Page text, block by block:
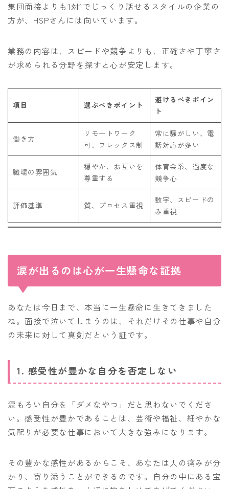
集団面接よりも1対1でじっくり話せるスタイルの企業の
方が、HSPさんには向いています。
業務の内容は、スピードや競争よりも、正確さや丁寧さ
が求められる分野を探すと心が安定します。
項目 選ぶべきポイント
避けるべきポイン
ト
働き方
リモートワーク
可、フレックス制
常に騒がしい、電
話対応が多い
職場の雰囲気
穏やか、お互いを
尊重する
体育会系、過度な
競争心
評価基準 質、プロセス重視
数字、スピードの
み重視
涙が出るのは心が一生懸命な証拠
あなたは今日まで、本当に一生懸命に生きてきました
ね。面接で泣いてしまうのは、それだけその仕事や自分
の未来に対して真剣だという証です。
1. 感受性が豊かな自分を否定しない
涙もろい自分を「ダメなやつ」だと思わないでくださ
い。感受性が豊かであることは、芸術や福祉、細やかな
気配りが必要な仕事において大きな強みになります。
その豊かな感性があるからこそ、あなたは人の痛みが分
かり、寄り添うことができるのです。自分の中にある宝